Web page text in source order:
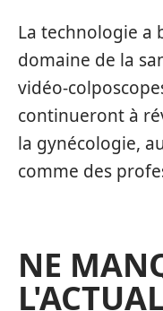
La technologie a
domaine de la
vidéo-
continueront à
la gynécologie,
comme des
NE